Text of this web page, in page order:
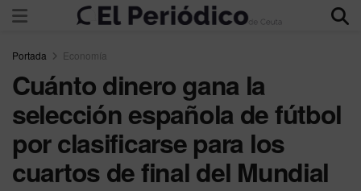
Portada Economía
Cuánto dinero gana la
selección española de fútbol
por clasificarse para los
cuartos de final del Mundial